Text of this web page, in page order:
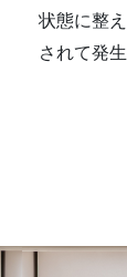
状態に整
されて発